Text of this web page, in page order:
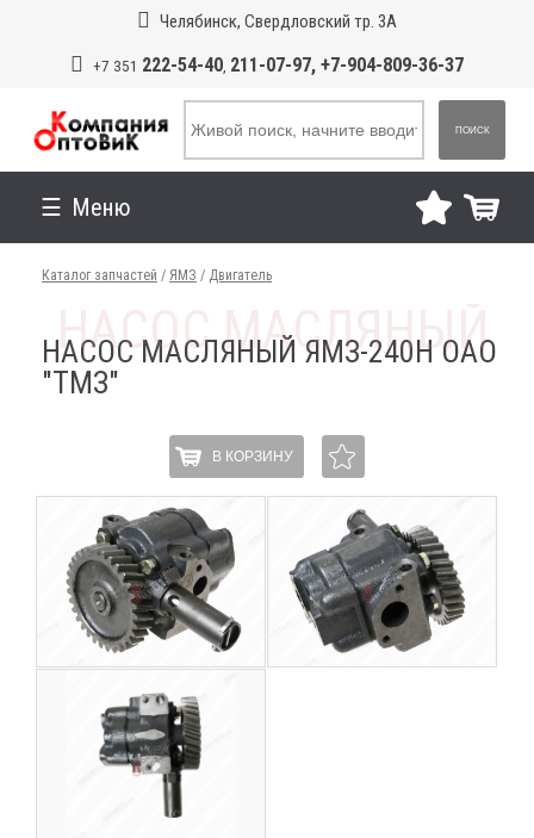
Челябинск, Свердловский тр. 3А
+7 351 222-54-40, 211-07-97, +7-904-809-36-37
ПОИСК
Меню
Каталог запчастей / ЯМЗ / Двигатель
НАСОС МАСЛЯНЫЙ ЯМЗ-240Н ОАО
"ТМЗ"
В КОРЗИНУ